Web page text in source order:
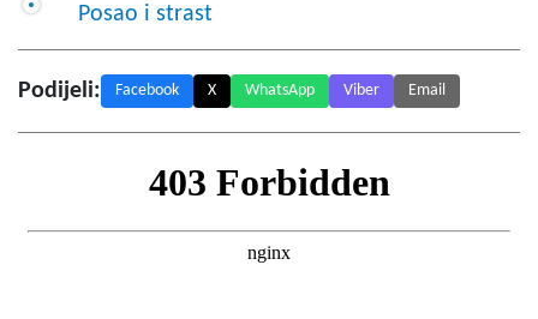
Posao i strast
Podijeli: Facebook X WhatsApp Viber Email